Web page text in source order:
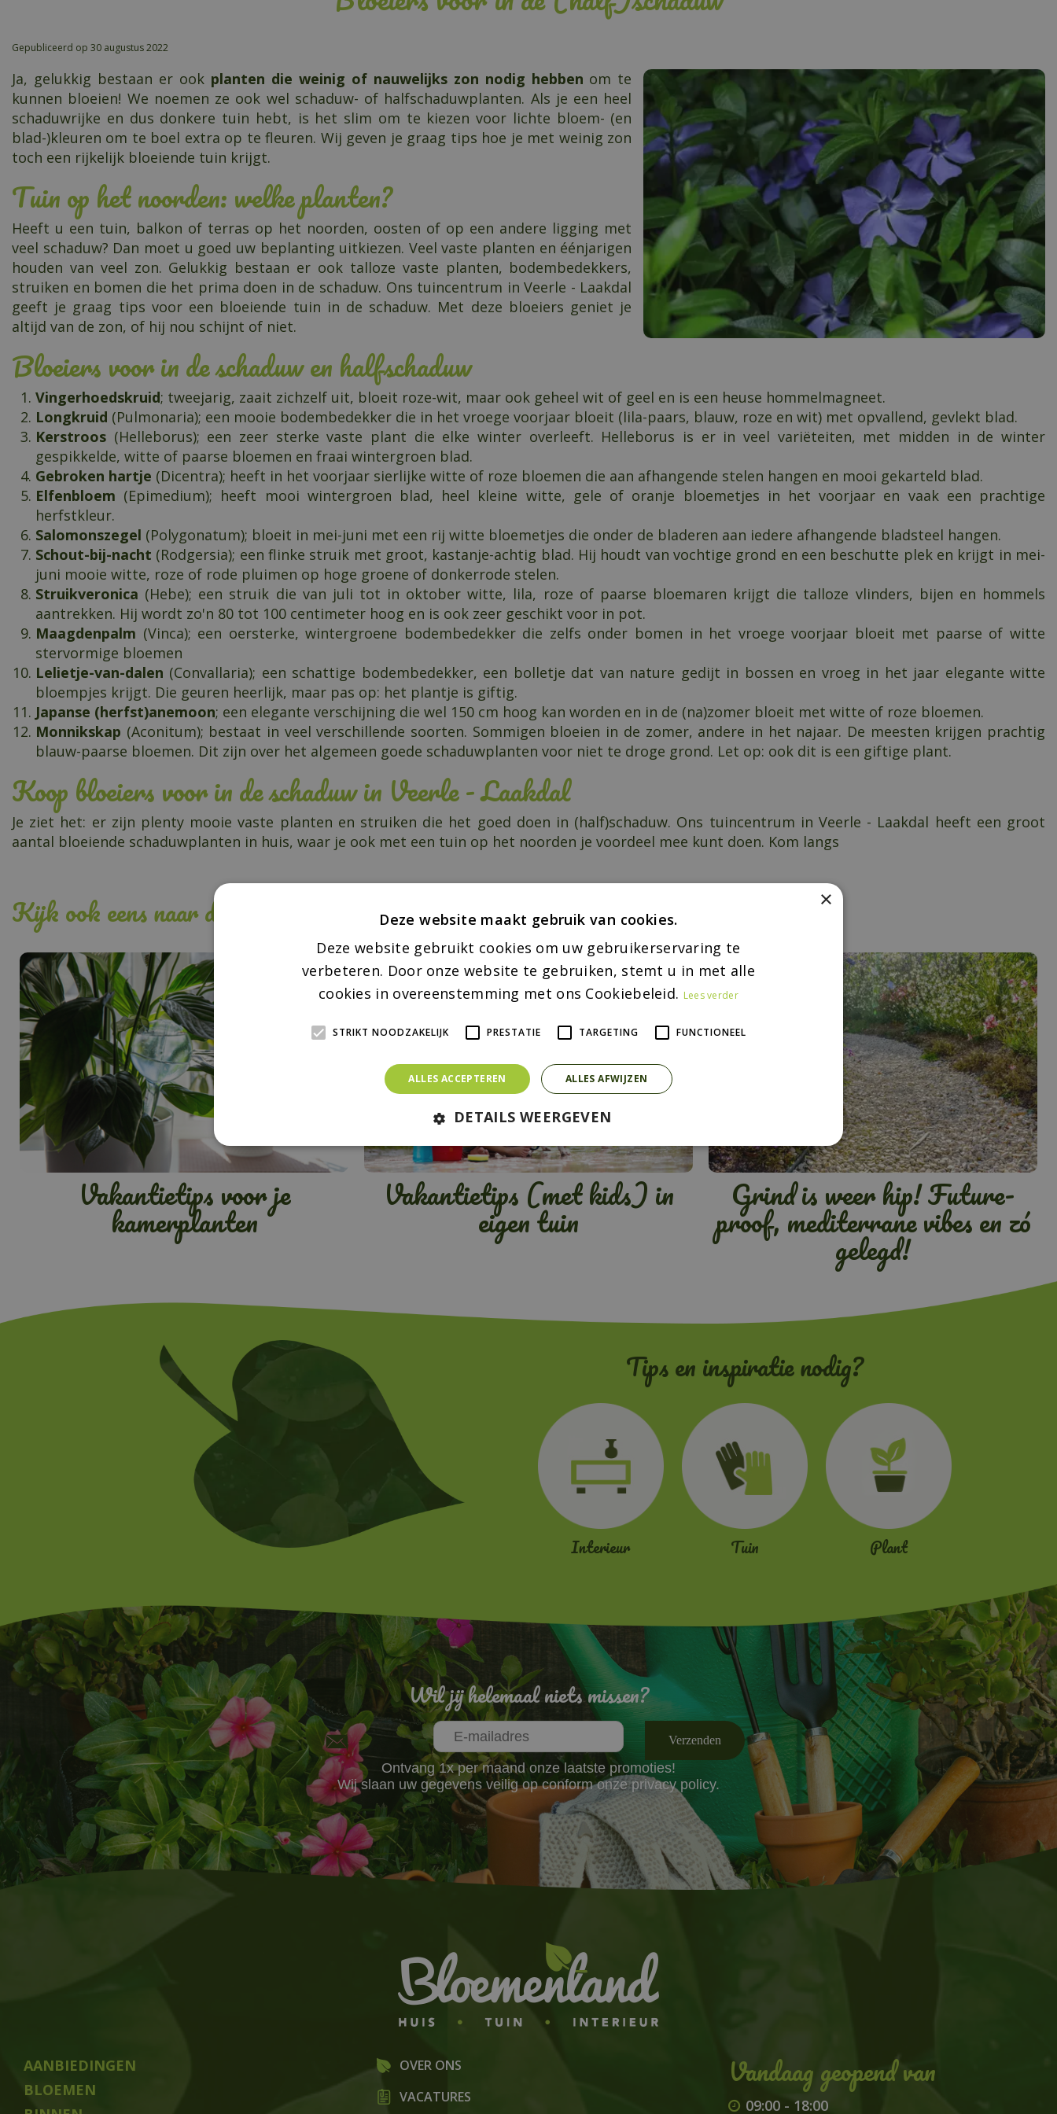
Gepubliceerd op 30 augustus 2022
Ja, gelukkig bestaan er ook planten die weinig of nauwelijks zon nodig hebben om te
kunnen bloeien! We noemen ze ook wel schaduw- of halfschaduwplanten. Als je een heel
schaduwrijke en dus donkere tuin hebt, is het slim om te kiezen voor lichte bloem- (en
blad-)kleuren om te boel extra op te fleuren. Wij geven je graag tips hoe je met weinig zon
toch een rijkelijk bloeiende tuin krijgt.
Tuin op het noorden: welke planten?
Heeft u een tuin, balkon of terras op het noorden, oosten of op een andere ligging met
veel schaduw? Dan moet u goed uw beplanting uitkiezen. Veel vaste planten en éénjarigen
houden van veel zon. Gelukkig bestaan er ook talloze vaste planten, bodembedekkers,
struiken en bomen die het prima doen in de schaduw. Ons tuincentrum in Veerle - Laakdal
geeft je graag tips voor een bloeiende tuin in de schaduw. Met deze bloeiers geniet je
altijd van de zon, of hij nou schijnt of niet.
Bloeiers voor in de schaduw en halfschaduw
Vingerhoedskruid; tweejarig, zaait zichzelf uit, bloeit roze-wit, maar ook geheel wit of geel en is een heuse hommelmagneet.
Longkruid (Pulmonaria); een mooie bodembedekker die in het vroege voorjaar bloeit (lila-paars, blauw, roze en wit) met opvallend, gevlekt blad.
Kerstroos (Helleborus); een zeer sterke vaste plant die elke winter overleeft. Helleborus is er in veel variëteiten, met midden in de winter
gespikkelde, witte of paarse bloemen en fraai wintergroen blad.
Gebroken hartje (Dicentra); heeft in het voorjaar sierlijke witte of roze bloemen die aan afhangende stelen hangen en mooi gekarteld blad.
Elfenbloem (Epimedium); heeft mooi wintergroen blad, heel kleine witte, gele of oranje bloemetjes in het voorjaar en vaak een prachtige
herfstkleur.
Salomonszegel (Polygonatum); bloeit in mei-juni met een rij witte bloemetjes die onder de bladeren aan iedere afhangende bladsteel hangen.
Schout-bij-nacht (Rodgersia); een flinke struik met groot, kastanje-achtig blad. Hij houdt van vochtige grond en een beschutte plek en krijgt in mei-
juni mooie witte, roze of rode pluimen op hoge groene of donkerrode stelen.
Struikveronica (Hebe); een struik die van juli tot in oktober witte, lila, roze of paarse bloemaren krijgt die talloze vlinders, bijen en hommels
aantrekken. Hij wordt zo'n 80 tot 100 centimeter hoog en is ook zeer geschikt voor in pot.
Maagdenpalm (Vinca); een oersterke, wintergroene bodembedekker die zelfs onder bomen in het vroege voorjaar bloeit met paarse of witte
stervormige bloemen
Lelietje-van-dalen (Convallaria); een schattige bodembedekker, een bolletje dat van nature gedijt in bossen en vroeg in het jaar elegante witte
bloempjes krijgt. Die geuren heerlijk, maar pas op: het plantje is giftig.
Japanse (herfst)anemoon; een elegante verschijning die wel 150 cm hoog kan worden en in de (na)zomer bloeit met witte of roze bloemen.
Monnikskap (Aconitum); bestaat in veel verschillende soorten. Sommigen bloeien in de zomer, andere in het najaar. De meesten krijgen prachtig
blauw-paarse bloemen. Dit zijn over het algemeen goede schaduwplanten voor niet te droge grond. Let op: ook dit is een giftige plant.
Koop bloeiers voor in de schaduw in Veerle - Laakdal
Je ziet het: er zijn plenty mooie vaste planten en struiken die het goed doen in (half)schaduw. Ons tuincentrum in Veerle - Laakdal heeft een groot
aantal bloeiende schaduwplanten in huis, waar je ook met een tuin op het noorden je voordeel mee kunt doen. Kom langs
Kijk ook eens naar de volgende berichten:
Vakantietips voor je
kamerplanten
Vakantietips (met kids) in
eigen tuin
Grind is weer hip! Future-
proof, mediterrane vibes en zó
gelegd!
Tips en inspiratie nodig?
Interieur Tuin Plant
Wil jij helemaal niets missen?
Ontvang 1x per maand onze laatste promoties!
Wij slaan uw gegevens veilig op conform onzeprivacy policy.
AANBIEDINGEN
BLOEMEN
OVER ONS
VACATURES
09:00 - 18:00
×
Deze website maakt gebruik van cookies.
Deze website gebruikt cookies om uw gebruikerservaring te
verbeteren. Door onze website te gebruiken, stemt u in met alle
cookies in overeenstemming met ons Cookiebeleid. Lees verder
STRIKT NOODZAKELIJK PRESTATIE TARGETING FUNCTIONEEL
ALLES ACCEPTEREN ALLES AFWIJZEN
DETAILS WEERGEVEN